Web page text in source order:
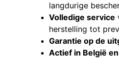
langdurige
Volledige service
herstelling tot
Garantie op de
Actief in België